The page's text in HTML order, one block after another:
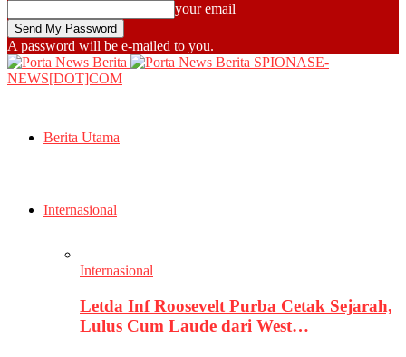
your email
A password will be e-mailed to you.
SPIONASE-
NEWS[DOT]COM
Berita Utama
Internasional
Internasional
Letda Inf Roosevelt Purba Cetak Sejarah,
Lulus Cum Laude dari West…